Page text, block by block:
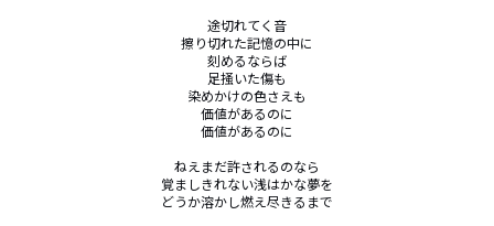
途切れてく音
擦り切れた記憶の中に
刻めるならば
足掻いた傷も
染めかけの色さえも
価値があるのに
価値があるのに
ねえまだ許されるのなら
覚ましきれない浅はかな夢を
どうか溶かし燃え尽きるまで